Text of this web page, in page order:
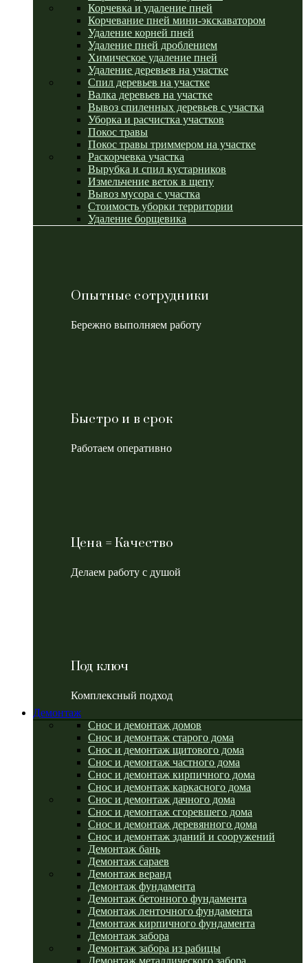
Корчевка и удаление пней
Корчевание пней мини-экскаватором
Удаление корней пней
Удаление пней дроблением
Химическое удаление пней
Удаление деревьев на участке
Спил деревьев на участке
Валка деревьев на участке
Вывоз спиленных деревьев с участка
Уборка и расчистка участков
Покос травы
Покос травы триммером на участке
Раскорчевка участка
Вырубка и спил кустарников
Измельчение веток в щепу
Вывоз мусора с участка
Стоимость уборки территории
Удаление борщевика
Опытные сотрудники
Бережно выполняем работу
Быстро и в срок
Работаем оперативно
Цена = Качество
Делаем работу с душой
Под ключ
Комплексный подход
Демонтаж
Снос и демонтаж домов
Снос и демонтаж старого дома
Снос и демонтаж щитового дома
Снос и демонтаж частного дома
Снос и демонтаж кирпичного дома
Снос и демонтаж каркасного дома
Снос и демонтаж дачного дома
Снос и демонтаж сгоревшего дома
Снос и демонтаж деревянного дома
Снос и демонтаж зданий и сооружений
Демонтаж бань
Демонтаж сараев
Демонтаж веранд
Демонтаж фундамента
Демонтаж бетонного фундамента
Демонтаж ленточного фундамента
Демонтаж кирпичного фундамента
Демонтаж забора
Демонтаж забора из рабицы